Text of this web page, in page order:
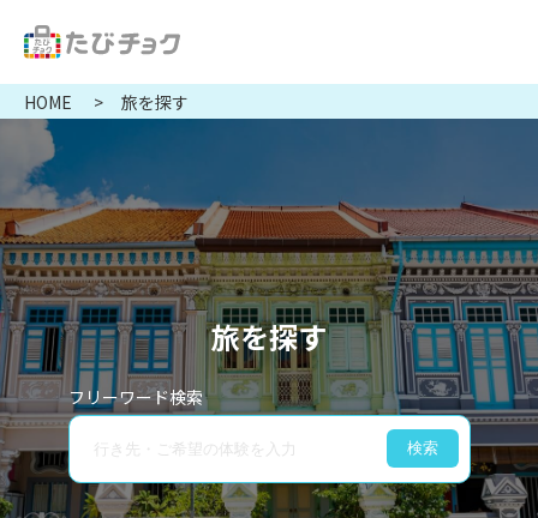
HOME 旅を探す
旅を探す
フリーワード検索
検索